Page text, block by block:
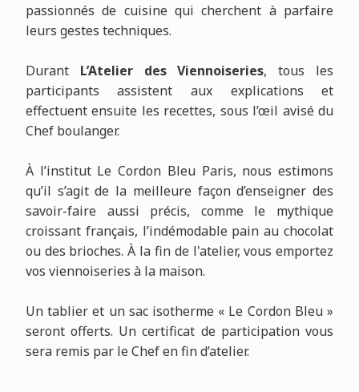
passionnés de cuisine qui cherchent à parfaire
leurs gestes techniques.
Durant L’Atelier des Viennoiseries, tous les
participants assistent aux explications et
effectuent ensuite les recettes, sous l’œil avisé du
Chef boulanger.
À l’institut Le Cordon Bleu Paris, nous estimons
qu’il s’agit de la meilleure façon d’enseigner des
savoir-faire aussi précis, comme le mythique
croissant français, l’indémodable pain au chocolat
ou des brioches. À la fin de l'atelier, vous emportez
vos viennoiseries à la maison.
Un tablier et un sac isotherme « Le Cordon Bleu »
seront offerts. Un certificat de participation vous
sera remis par le Chef en fin d’atelier.